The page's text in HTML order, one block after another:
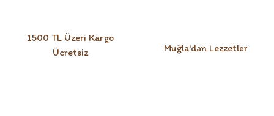
1500 TL Üzeri Kargo
Ücretsiz
Muğla'dan Lezzetler